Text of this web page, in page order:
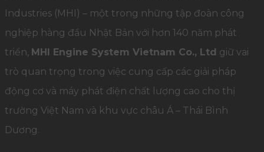
Industries (MHI) – một trong những tập đoàn công
nghiệp hàng đầu Nhật Bản với hơn 140 năm phát
triển, MHI Engine System Vietnam Co., Ltd giữ vai
trò quan trọng trong việc cung cấp các giải pháp
động cơ và máy phát điện chất lượng cao cho thị
trường Việt Nam và khu vực châu Á – Thái Bình
Dương.